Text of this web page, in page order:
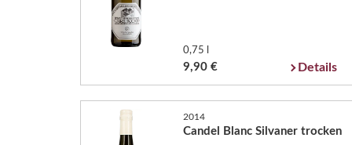
0,75 l
9,90 € Details
2014
Candel Blanc Silvaner trocken